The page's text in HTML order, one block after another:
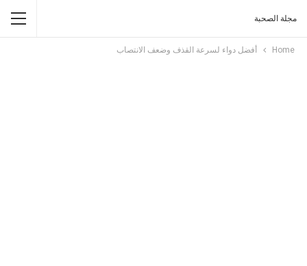
مجلة الصحبة
Home أفضل دواء لسرعة القذف وضعف الانتصاب